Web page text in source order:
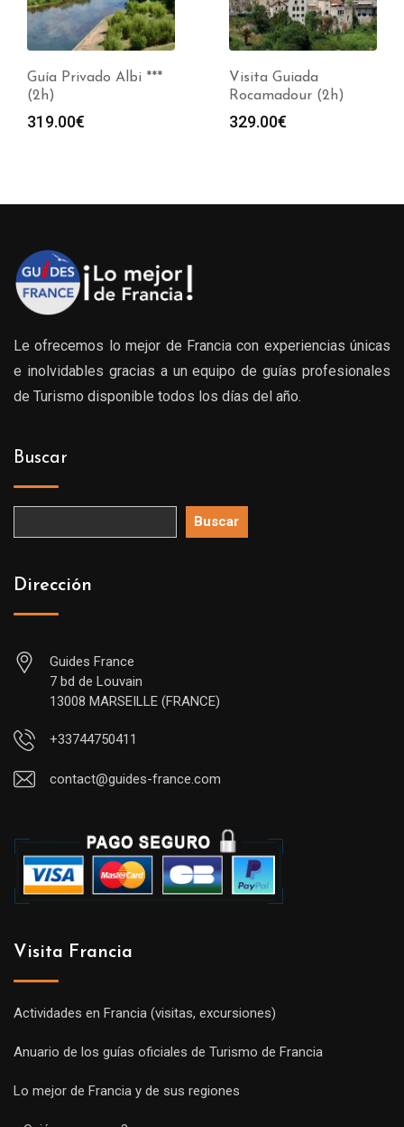
Guía Privado Albi ***
(2h)
319.00€
Visita Guiada
Rocamadour (2h)
329.00€
Le ofrecemos lo mejor de Francia con experiencias únicas
e inolvidables gracias a un equipo de guías profesionales
de Turismo disponible todos los días del año.
Buscar
Buscar
Dirección
Guides France
7 bd de Louvain
13008 MARSEILLE (FRANCE)
+33744750411
contact@guides-france.com
Visita Francia
Actividades en Francia (visitas, excursiones)
Anuario de los guías oficiales de Turismo de Francia
Lo mejor de Francia y de sus regiones